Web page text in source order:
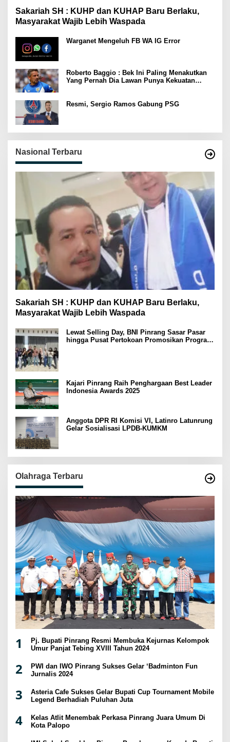
Sakariah SH : KUHP dan KUHAP Baru Berlaku,
Masyarakat Wajib Lebih Waspada
Warganet Mengeluh FB WA IG Error
Roberto Baggio : Bek Ini Paling Menakutkan
Yang Pernah Dia Lawan Punya Kekuatan
Resmi, Sergio Ramos Gabung PSG
Nasional Terbaru
Sakariah SH : KUHP dan KUHAP Baru Berlaku,
Masyarakat Wajib Lebih Waspada
Lewat Selling Day, BNI Pinrang Sasar Pasar
hingga Pusat Pertokoan Promosikan Program
Kajari Pinrang Raih Penghargaan Best Leader
Indonesia Awards 2025
Anggota DPR RI Komisi VI, Latinro Latunrung
Gelar Sosialisasi LPDB-KUMKM
Olahraga Terbaru
1
Pj. Bupati Pinrang Resmi Membuka Kejurnas Kelompok
Umur Panjat Tebing XVIII Tahun 2024
2
PWI dan IWO Pinrang Sukses Gelar ‘Badminton Fun
Jurnalis 2024
3
Asteria Cafe Sukses Gelar Bupati Cup Tournament Mobile
Legend Berhadiah Puluhan Juta
4
Kelas Atlit Menembak Perkasa Pinrang Juara Umum Di
Kota Palopo